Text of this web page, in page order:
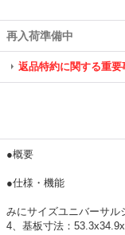
再入荷準備中
返品特約に関する重要
●概要
●仕様・機能
みにサイズユニバーサル
4、基板寸法：